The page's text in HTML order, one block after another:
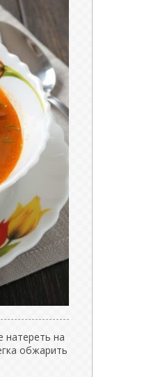
натереть на
обжарить